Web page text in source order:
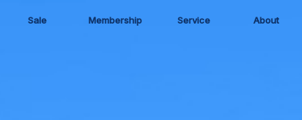
Sale Membership Service About